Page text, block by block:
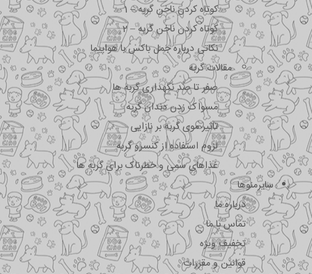
کوتاه کردن ناخن گربه – 1
کوتاه کردن ناخن گربه – 2
نکاتی درباره جمل باکس با هواپیما
مقالات گربه
صفر تا صد نگهداری گربه ها
مسواک زدن دندان گربه
تاثیر موی گربه بر نازایی
لزوم استفاده از کنسرو گربه
غذاهای سمی و خطرناک برای گربه ها
سایرمنوها
درباره ما
تماس با ما
تخفیف ویژه
قوانین و مقررات